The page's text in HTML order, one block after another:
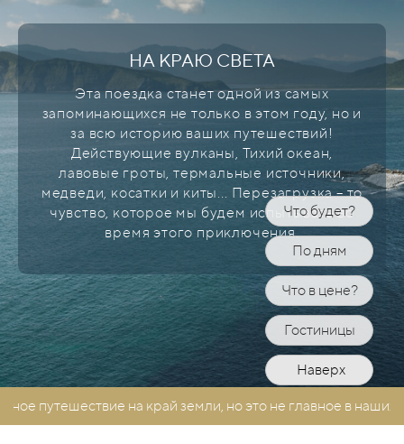
НА КРАЮ СВЕТА
Эта поездка станет одной из самых
запоминающихся не только в этом году, но и
за всю историю ваших путешествий!
Действующие вулканы, Тихий океан,
лавовые гроты, термальные источники,
медведи, косатки и киты... Перезагрузка – то
чувство, которое мы будем испытывать во
время этого приключения.
путешествие на край земли, но это не главное в
Что будет?
По дням
Что в цене?
Гостиницы
Наверх